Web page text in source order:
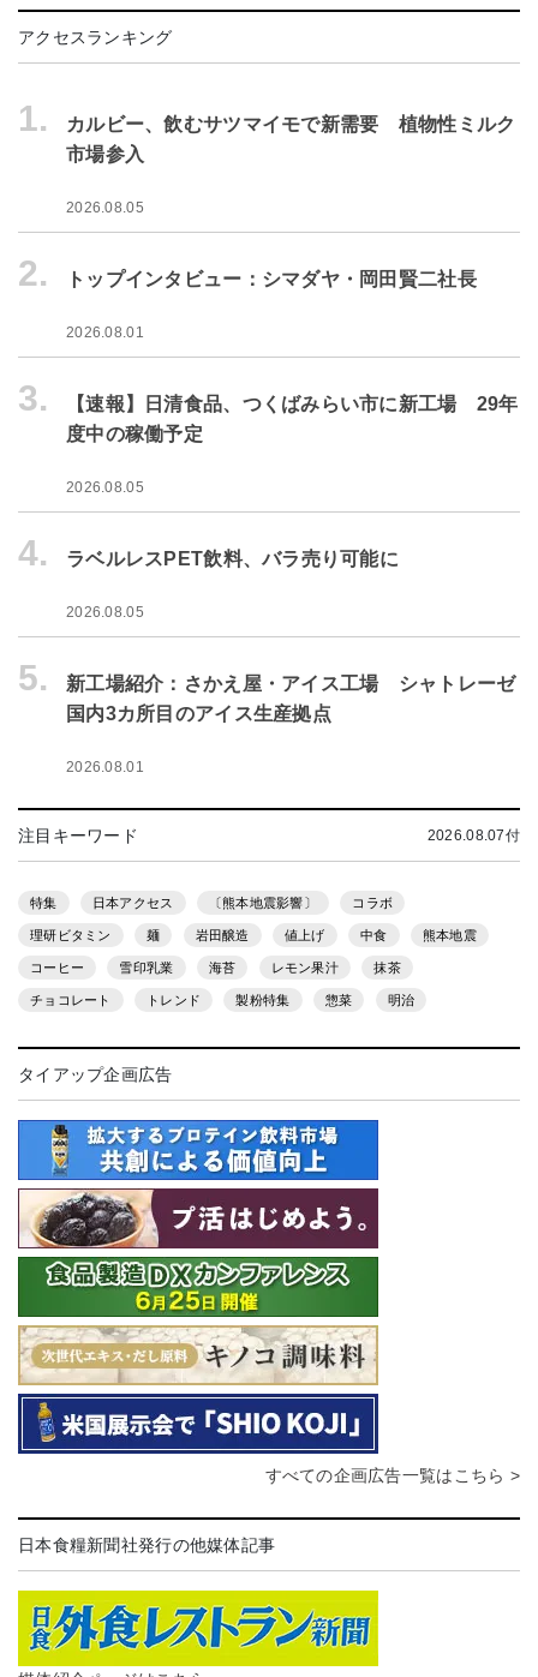
アクセスランキング
1.
カルビー、飲むサツマイモで新需要 植物性ミルク
市場参入
2026.08.05
2. トップインタビュー：シマダヤ・岡田賢二社長
2026.08.01
3.
【速報】日清食品、つくばみらい市に新工場 29年
度中の稼働予定
2026.08.05
4. ラベルレスPET飲料、バラ売り可能に
2026.08.05
5.
新工場紹介：さかえ屋・アイス工場 シャトレーゼ
国内3カ所目のアイス生産拠点
2026.08.01
注目キーワード 2026.08.07付
特集 日本アクセス 〔熊本地震影響〕 コラボ
理研ビタミン 麺 岩田醸造 値上げ 中食 熊本地震
コーヒー 雪印乳業 海苔 レモン果汁 抹茶
チョコレート トレンド 製粉特集 惣菜 明治
タイアップ企画広告
すべての企画広告一覧はこちら >
日本食糧新聞社発行の他媒体記事